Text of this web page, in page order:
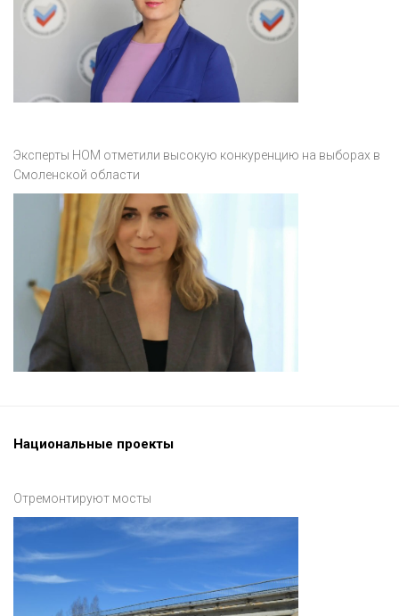
Эксперты НОМ отметили высокую конкуренцию на выборах в
Смоленской области
Национальные проекты
Отремонтируют мосты